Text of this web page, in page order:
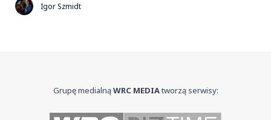
Igor Szmidt
Grupę medialnąWRC MEDIAtworzą serwisy: